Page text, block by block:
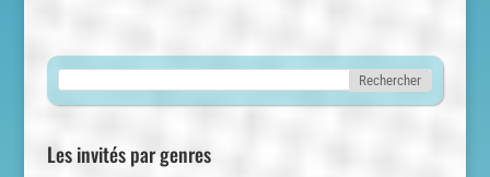
Les invités par genres